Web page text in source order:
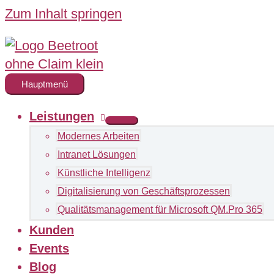
Zum Inhalt springen
Hauptmenü
Leistungen
Modernes Arbeiten
Intranet Lösungen
Künstliche Intelligenz
Digitalisierung von Geschäftsprozessen
Qualitätsmanagement für Microsoft QM.Pro 365
Kunden
Events
Blog